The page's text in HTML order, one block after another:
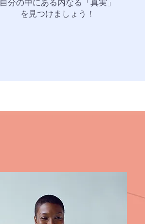
自分の中にある内なる「真実」
を見つけましょう！